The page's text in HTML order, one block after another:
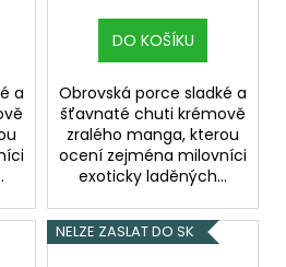
a
DO KOŠÍKU
Obrovská porce sladké a
šťavnaté chuti krémově
zralého manga, kterou
ocení zejména milovníci
exoticky laděných...
NELZE ZASLAT DO SK